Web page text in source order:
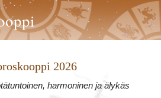
2026
harmoninen ja älykäs